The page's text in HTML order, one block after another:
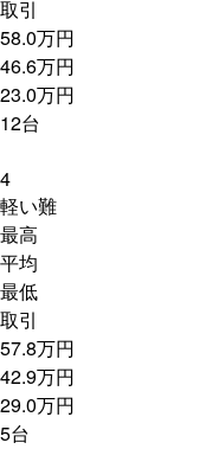
取引
58.0万円
46.6万円
23.0万円
12台
4
軽い難
最高
平均
最低
取引
57.8万円
42.9万円
29.0万円
5台